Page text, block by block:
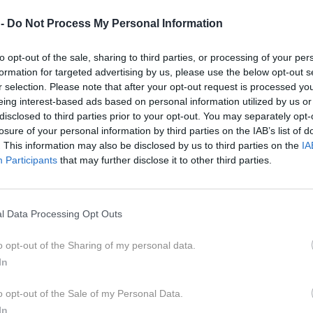
Do Not Process My Personal Information
opt-out of the sale, sharing to third parties, or processing of your
for targeted advertising by us, please use the below opt-out
selection. Please note that after your opt-out request is processed
interest-based ads based on personal information utilized by us
to third parties prior to your opt-out. You may separately
of your personal information by third parties on the IAB’s list of
This information may also be disclosed by us to third parties on the
Participants that may further disclose it to other third parties.
Data Processing Opt Outs
opt-out of the Sharing of my personal data.
opt-out of the Sale of my Personal Data.
čaka prav posebna poslastica, saj
ulične kulinarike Odprta kuhna.
21. ure, na priljubljeni kulinarični tržnici, ki je hkrati tudi
dogodek pri nas, pa se bodo predstavili tako lokalni
saj Odprta kuhna letos že drugo sezono
trgu in v Taverni bo v torek, 31. maja, ko si bodo
mesečno dozo slastnega druženja.
omogoča zelo neposreden stik s ponudniki
poskušanja izredno raznolikih jedi in pijač na enem
tradicionalne slovenske dobrote, njihove
sveta. Veliko je tudi ponudbe za vegetarijance in